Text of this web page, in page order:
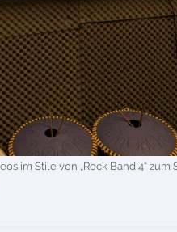
im Stile von „Rock Band 4“